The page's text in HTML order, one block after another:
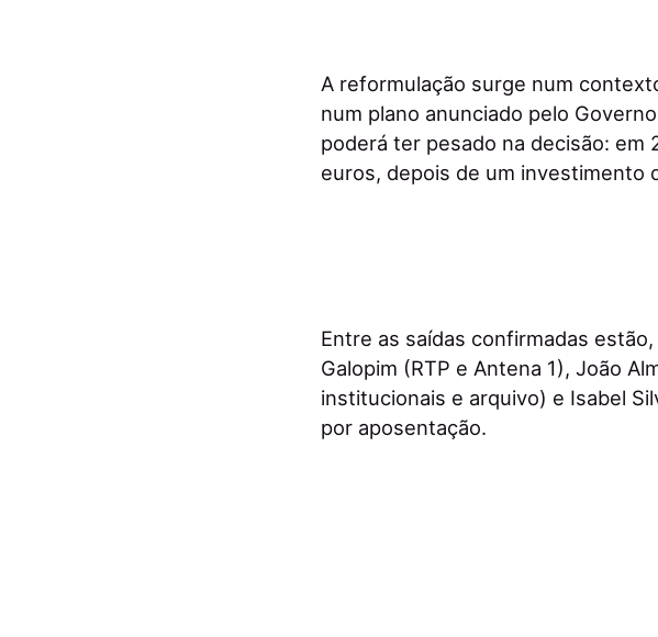
A reformulação surge num
num plano anunciado pelo
poderá ter pesado na decisão: em
euros, depois de um investimento
Entre as saídas confirmadas
Galopim (RTP e Antena 1), João
institucionais e arquivo) e Isabel
por aposentação.